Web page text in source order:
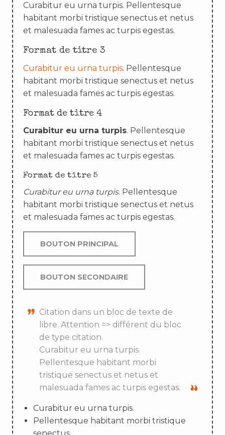
Curabitur eu urna turpis. Pellentesque
habitant morbi tristique senectus et netus
et malesuada fames ac turpis egestas.
Format de titre 3
Curabitur eu urna turpis. Pellentesque
habitant morbi tristique senectus et netus
et malesuada fames ac turpis egestas.
Format de titre 4
Curabitur eu urna turpis. Pellentesque
habitant morbi tristique senectus et netus
et malesuada fames ac turpis egestas.
Format de titre 5
Curabitur eu urna turpis. Pellentesque
habitant morbi tristique senectus et netus
et malesuada fames ac turpis egestas.
BOUTON PRINCIPAL
BOUTON SECONDAIRE
Citation dans un bloc de texte de
libre. Attention => différent du bloc
de type citation.
Curabitur eu urna turpis.
Pellentesque habitant morbi
tristique senectus et netus et
malesuada fames ac turpis egestas.
Curabitur eu urna turpis.
Pellentesque habitant morbi tristique